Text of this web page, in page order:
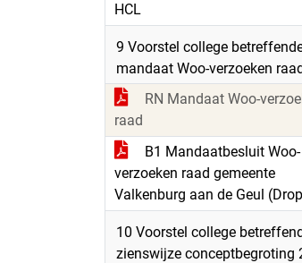
HCL
9 Voorstel college
mandaat Woo-verzoeken
RN Mandaat Woo-
raad
B1 Mandaatbesluit Woo-
verzoeken raad gemeente
Valkenburg aan de Geul
10 Voorstel college
zienswijze conceptbegroting